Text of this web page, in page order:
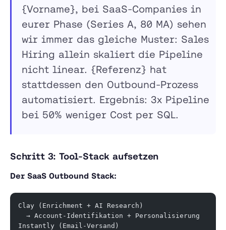
{Vorname}, bei SaaS-Companies in
eurer Phase (Series A, 80 MA) sehen
wir immer das gleiche Muster: Sales
Hiring allein skaliert die Pipeline
nicht linear. {Referenz} hat
stattdessen den Outbound-Prozess
automatisiert. Ergebnis: 3x Pipeline
bei 50% weniger Cost per SQL.
Schritt 3: Tool-Stack aufsetzen
Der SaaS Outbound Stack:
Clay (Enrichment + AI Research)
  → Account-Identifikation + Personalisierung
Instantly (Email-Versand)